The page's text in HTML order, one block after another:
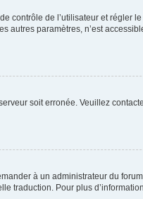
contrôle de l’utilisateur et régler
paramètres, n’est
soit erronée. Veuillez
à un administrateur du
traduction. Pour plus